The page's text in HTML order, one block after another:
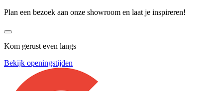
Plan een bezoek aan onze showroom en laat je inspireren!
Kom gerust even langs
Bekijk openingstijden